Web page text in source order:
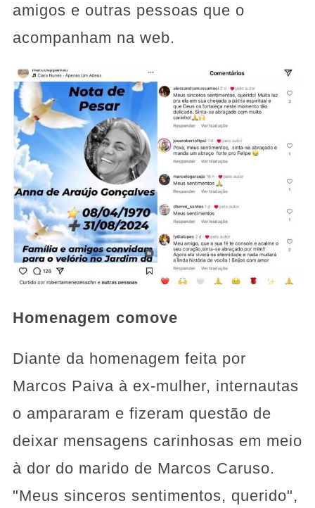
amigos e outras pessoas que o
acompanham na web.
Homenagem comove
Diante da homenagem feita por
Marcos Paiva à ex-mulher, internautas
o ampararam e fizeram questão de
deixar mensagens carinhosas em meio
à dor do marido de Marcos Caruso.
"Meus sinceros sentimentos, querido",